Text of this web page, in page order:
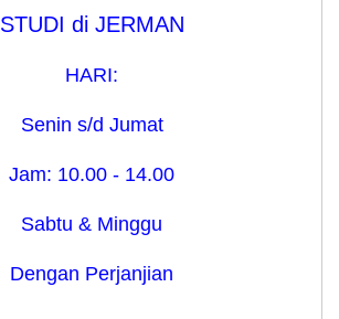
STUDI di JERMAN
HARI:
Senin s/d Jumat
Jam: 10.00 - 14.00
Sabtu & Minggu
Dengan Perjanjian